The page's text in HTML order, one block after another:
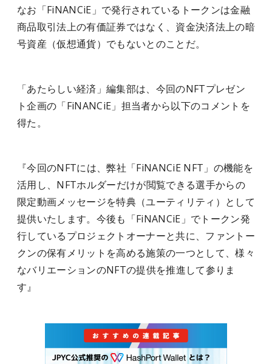
なお「FiNANCiE」で発行されているトークンは金融
商品取引法上の有価証券ではなく、資金決済法上の暗
号資産（仮想通貨）でもないとのことだ。
「あたらしい経済」編集部は、今回のNFTプレゼン
ト企画の「FiNANCiE」担当者から以下のコメントを
得た。
『今回のNFTには、弊社「FiNANCiE NFT」の機能を
活用し、NFTホルダーだけが閲覧できる選手からの
限定動画メッセージを特典（ユーティリティ）として
提供いたします。今後も「FiNANCiE」でトークン発
行しているプロジェクトオーナーと共に、ファントー
クンの保有メリットを高める施策の一つとして、様々
なバリエーションのNFTの提供を推進して参りま
す』